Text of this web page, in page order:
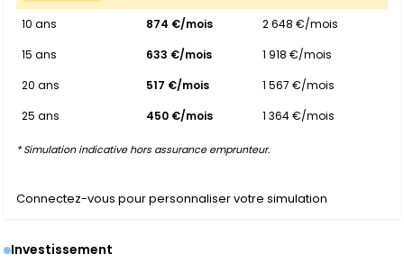
10 ans 874 €/mois
2 648 €/mois
15 ans
633 €/mois
1 918 €/mois
20 ans
517 €/mois
1 567 €/mois
25 ans
450 €/mois 1 364 €/mois
* Simulation indicative hors assurance emprunteur.
Connectez-vous pour personnaliser votre simulation
Investissement